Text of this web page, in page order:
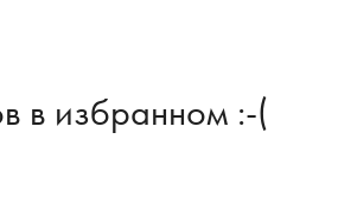
в избранном :-(